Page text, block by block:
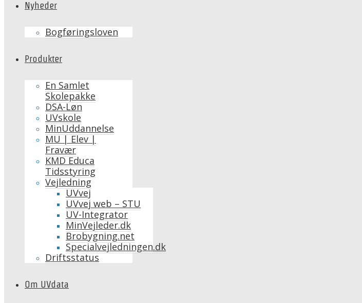
Nyheder
Bogføringsloven
Produkter
En Samlet
Skolepakke
DSA-Løn
UVskole
MinUddannelse
MU | Elev |
Fravær
KMD Educa
Tidsstyring
Vejledning
UVvej
UVvej web – STU
UV-Integrator
MinVejleder.dk
Brobygning.net
Specialvejledningen.dk
Driftsstatus
Om UVdata